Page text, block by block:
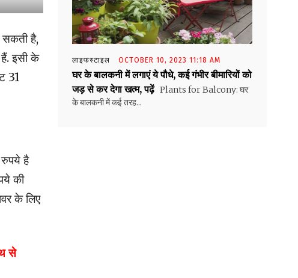
है,
इसी के
31
है
की
के लिए
से
लाइफस्टाइल OCTOBER 10, 2023 11:18 AM
घर के बालकनी में लगाएं ये पौधे, कई गंभीर बीमारियों को
जड़ से कर देगा खत्म, पढ़ें Plants for Balcony: घर
के बालकनी में कई तरह...